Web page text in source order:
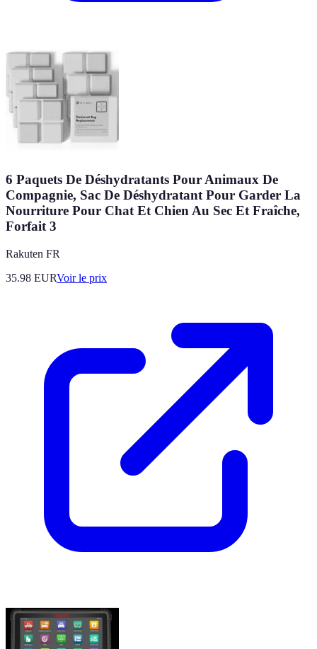
6 Paquets De Déshydratants Pour Animaux De
Compagnie, Sac De Déshydratant Pour Garder La
Nourriture Pour Chat Et Chien Au Sec Et Fraîche,
Forfait 3
Rakuten FR
35.98 EURVoir le prix